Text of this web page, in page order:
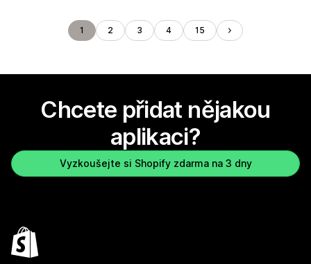
1 2 3 4 15
Chcete přidat nějakou
aplikaci?
Vyzkoušejte si Shopify zdarma na 3 dny